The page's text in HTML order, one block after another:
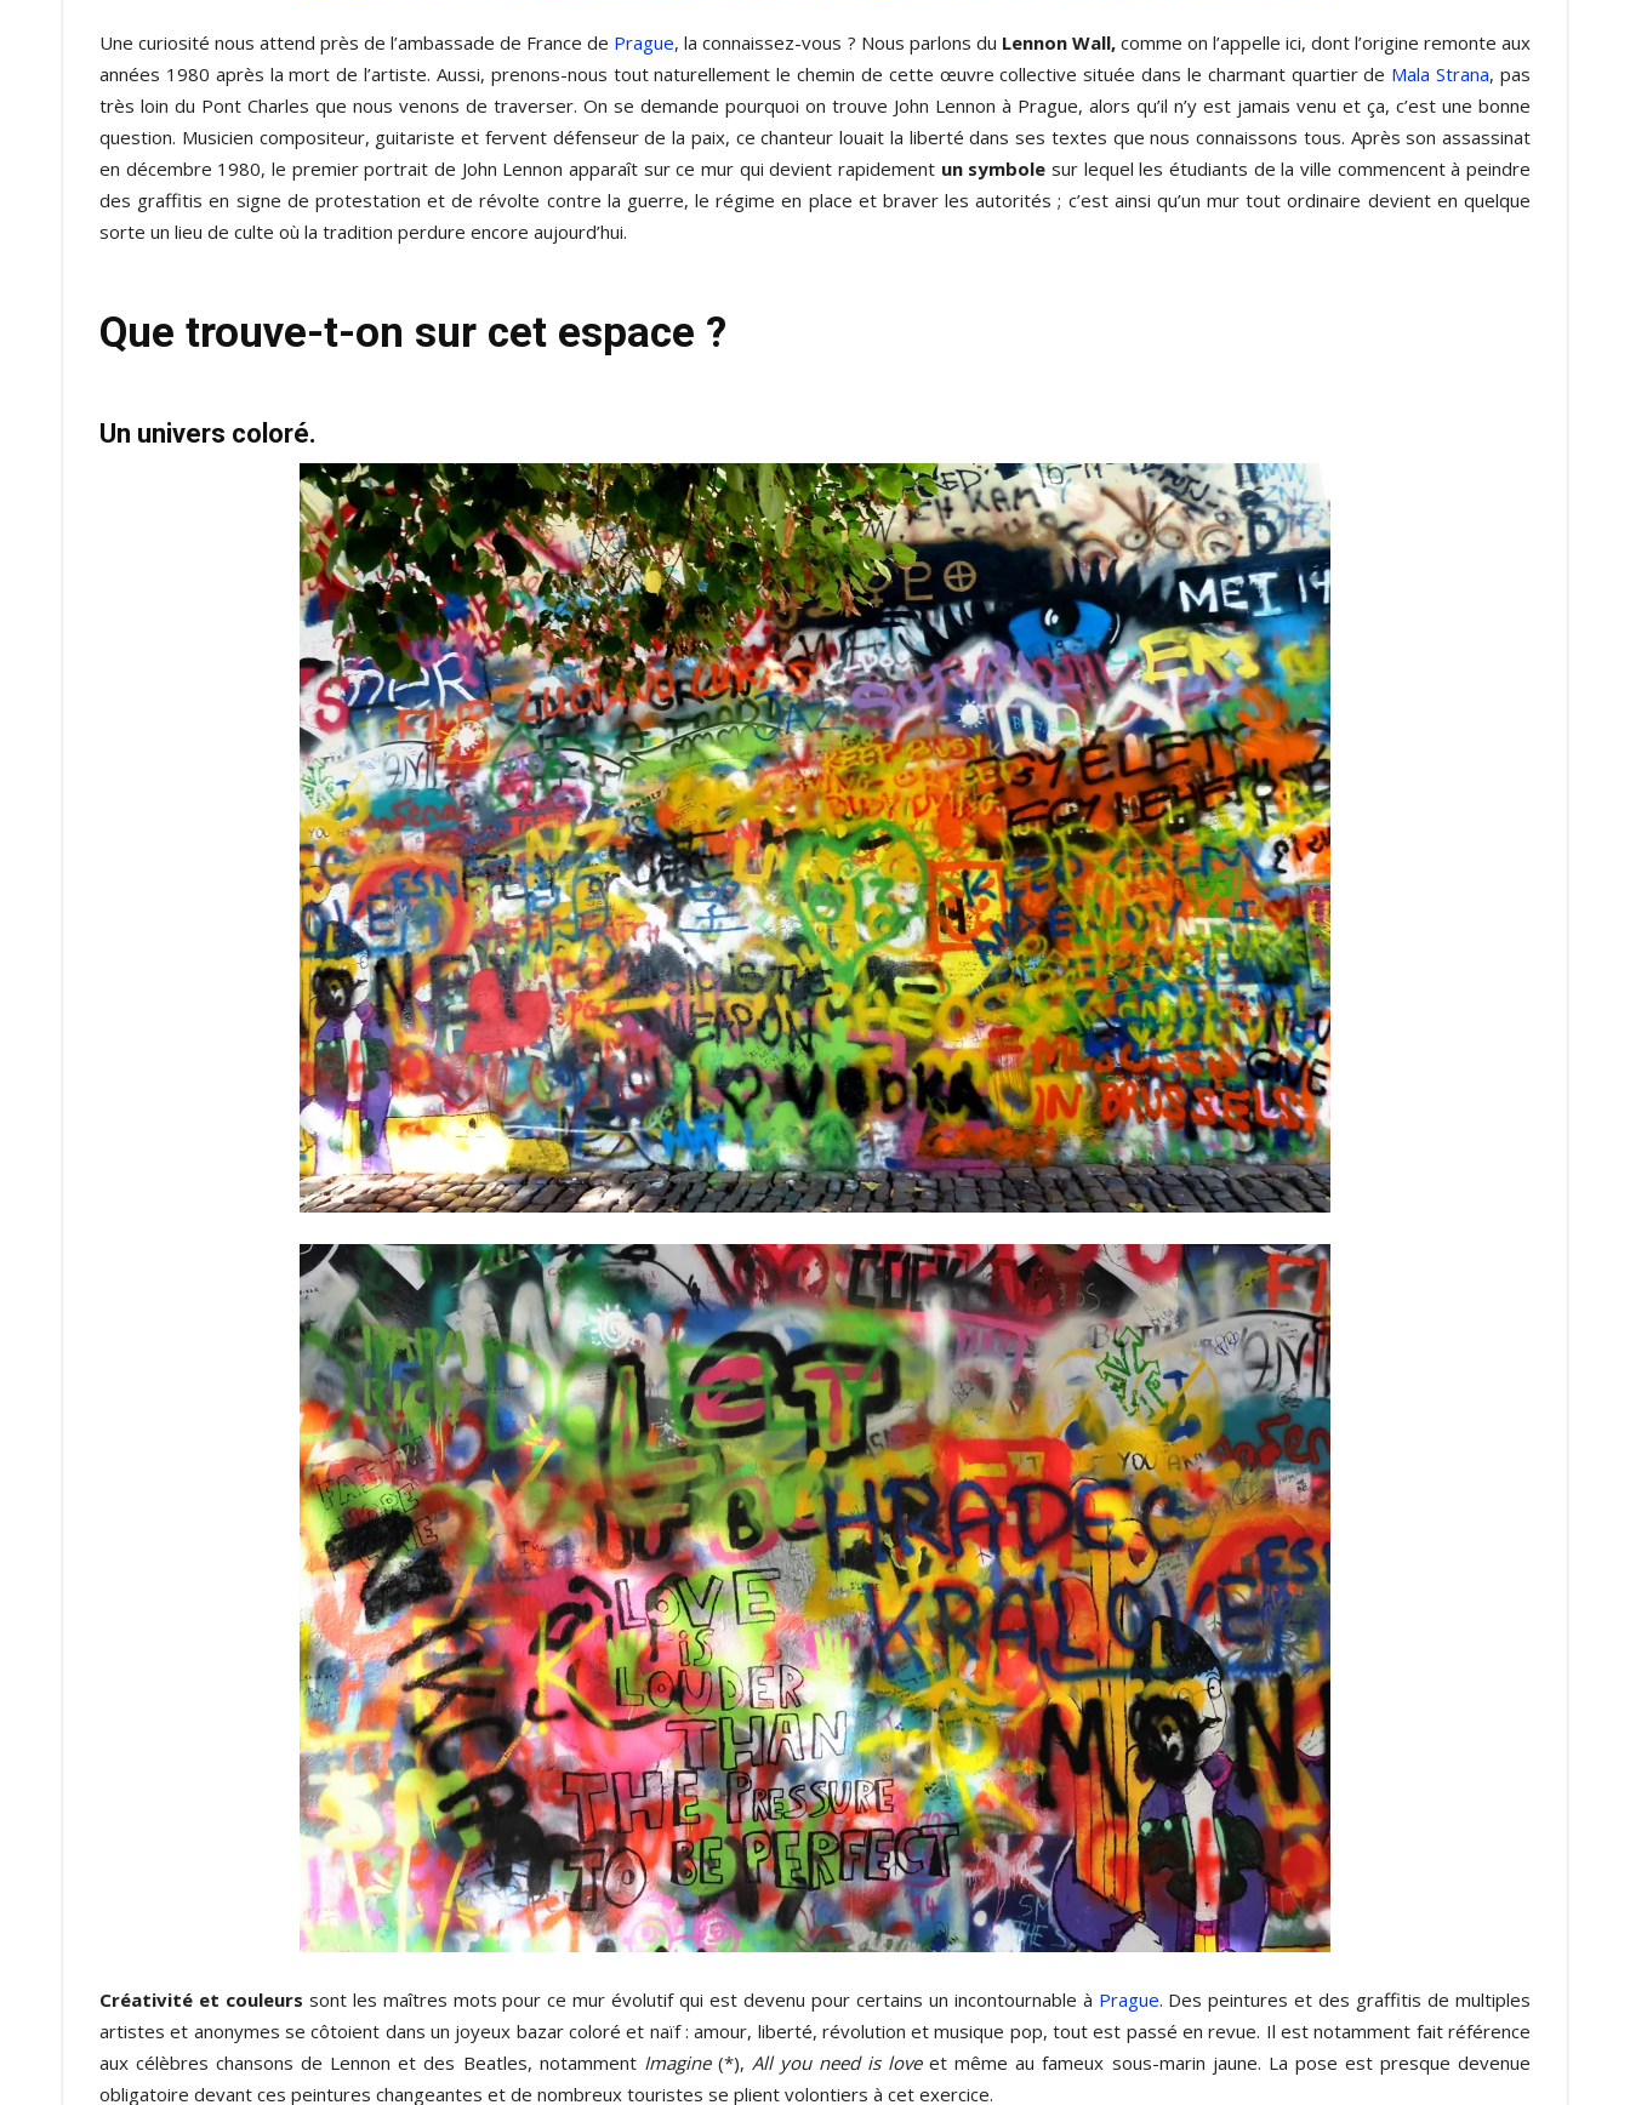
Une curiosité nous attend près de l’ambassade de France de Prague, la connaissez-vous ? Nous parlons du Lennon Wall,comme on l’appelle ici, dont l’origine remonte aux
années 1980 après la mort de l’artiste. Aussi, prenons-nous tout naturellement le chemin de cette œuvre collective située dans le charmant quartier de Mala Strana, pas
très loin du Pont Charles que nous venons de traverser. On se demande pourquoi on trouve John Lennon à Prague, alors qu’il n’y est jamais venu et ça, c’est une bonne
question. Musicien compositeur, guitariste et fervent défenseur de la paix, ce chanteur louait la liberté dans ses textes que nous connaissons tous. Après son assassinat
en décembre 1980, le premier portrait de John Lennon apparaît sur ce mur qui devient rapidement un symbole sur lequel les étudiants de la ville commencent à peindre
des graffitis en signe de protestation et de révolte contre la guerre, le régime en place et braver les autorités ; c’est ainsi qu’un mur tout ordinaire devient en quelque
sorte un lieu de culte où la tradition perdure encore aujourd’hui.
Que trouve-t-on sur cet espace ?
Un univers coloré.
Créativité et couleurs sont les maîtres mots pour ce mur évolutif qui est devenu pour certains un incontournable à Prague. Des peintures et des graffitis de multiples
artistes et anonymes se côtoient dans un joyeux bazar coloré et naïf : amour, liberté, révolution et musique pop, tout est passé en revue. Il est notamment fait référence
aux célèbres chansons de Lennon et des Beatles, notamment Imagine(*), All you need is loveet même au fameux sous-marin jaune. La pose est presque devenue
obligatoire devant ces peintures changeantes et de nombreux touristes se plient volontiers à cet exercice.